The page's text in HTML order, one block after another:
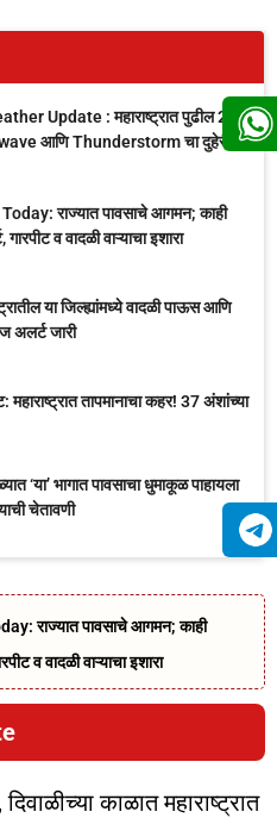
Update : महाराष्ट्रात पुढील 24
आणि Thunderstorm चा दुहेरी
राज्यात पावसाचे आगमन; काही
व वादळी वाऱ्याचा इशारा
या जिल्ह्यांमध्ये वादळी पाऊस आणि
अलर्ट जारी
तापमानाचा कहर! 37 अंशांच्या
‘या’ भागात पावसाचा धुमाकूळ पाहायला
चेतावणी
राज्यात पावसाचे आगमन; काही
व वादळी वाऱ्याचा इशारा
काळात महाराष्ट्रात